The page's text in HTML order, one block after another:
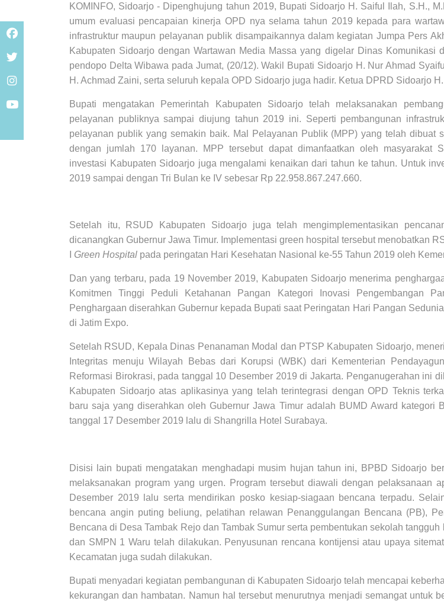
KOMINFO, Sidoarjo - Dipenghujung tahun 2019, Bupati Sidoarjo H. Saiful Ilah, S.H.,
umum evaluasi pencapaian kinerja OPD nya selama tahun 2019 kepada para
infrastruktur maupun pelayanan publik disampaikannya dalam kegiatan Jumpa Pers
Kabupaten Sidoarjo dengan Wartawan Media Massa yang digelar Dinas Komunikasi
pendopo Delta Wibawa pada Jumat, (20/12). Wakil Bupati Sidoarjo H. Nur Ahmad
H. Achmad Zaini, serta seluruh kepala OPD Sidoarjo juga hadir. Ketua DPRD Sidoarjo
Bupati mengatakan Pemerintah Kabupaten Sidoarjo telah melaksanakan
pelayanan publiknya sampai diujung tahun 2019 ini. Seperti pembangunan
pelayanan publik yang semakin baik. Mal Pelayanan Publik (MPP) yang telah dibuat
dengan jumlah 170 layanan. MPP tersebut dapat dimanfaatkan oleh masyarakat
investasi Kabupaten Sidoarjo juga mengalami kenaikan dari tahun ke tahun. Untuk
2019 sampai dengan Tri Bulan ke IV sebesar Rp 22.958.867.247.660.
Setelah itu, RSUD Kabupaten Sidoarjo juga telah mengimplementasikan
dicanangkan Gubernur Jawa Timur. Implementasi green hospital tersebut menobatkan
Green Hospital pada peringatan Hari Kesehatan Nasional ke-55 Tahun 2019 oleh
Dan yang terbaru, pada 19 November 2019, Kabupaten Sidoarjo menerima
Komitmen Tinggi Peduli Ketahanan Pangan Kategori Inovasi Pengembangan
Penghargaan diserahkan Gubernur kepada Bupati saat Peringatan Hari Pangan
di Jatim Expo.
Setelah RSUD, Kepala Dinas Penanaman Modal dan PTSP Kabupaten Sidoarjo,
Integritas menuju Wilayah Bebas dari Korupsi (WBK) dari Kementerian
Reformasi Birokrasi, pada tanggal 10 Desember 2019 di Jakarta. Penganugerahan ini
Kabupaten Sidoarjo atas aplikasinya yang telah terintegrasi dengan OPD Teknis
baru saja yang diserahkan oleh Gubernur Jawa Timur adalah BUMD Award kategori
tanggal 17 Desember 2019 lalu di Shangrilla Hotel Surabaya.
Disisi lain bupati mengatakan menghadapi musim hujan tahun ini, BPBD Sidoarjo
melaksanakan program yang urgen. Program tersebut diawali dengan pelaksanaan
Desember 2019 lalu serta mendirikan posko kesiap-siagaan bencana terpadu.
bencana angin puting beliung, pelatihan relawan Penanggulangan Bencana (PB),
Bencana di Desa Tambak Rejo dan Tambak Sumur serta pembentukan sekolah tangguh
dan SMPN 1 Waru telah dilakukan. Penyusunan rencana kontijensi atau upaya
Kecamatan juga sudah dilakukan.
Bupati menyadari kegiatan pembangunan di Kabupaten Sidoarjo telah mencapai
kekurangan dan hambatan. Namun hal tersebut menurutnya menjadi semangat untuk